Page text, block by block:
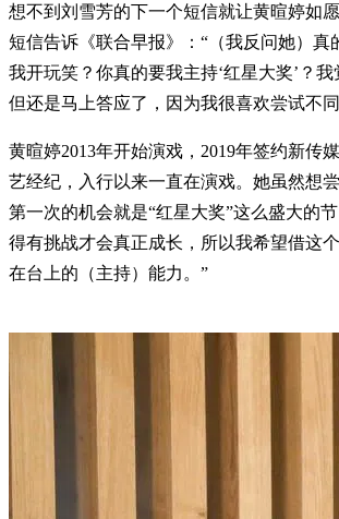
想不到刘雪芳的下一个短信就让黄暄婷如
短信告诉《联合早报》：“（我反问她）真
我开玩笑？你真的要我主持‘红星大奖’？我
但还是马上答应了，因为我很喜欢尝试不
黄暄婷2013年开始演戏，2019年签约新传
艺经纪，入行以来一直在演戏。她虽然想
第一次的机会就是“红星大奖”这么盛大的
得有挑战才会真正成长，所以我希望借这
在台上的（主持）能力。”